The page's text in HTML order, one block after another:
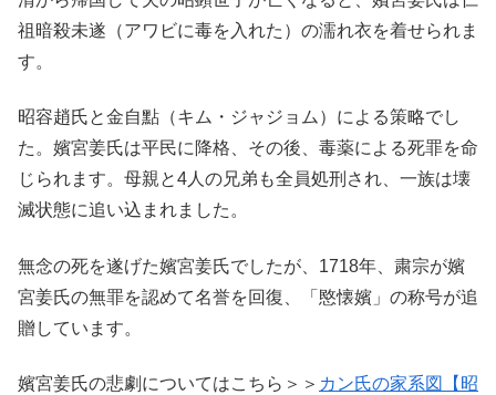
祖暗殺未遂（アワビに毒を入れた）の濡れ衣を着せられま
す。
昭容趙氏と金自點（キム・ジャジョム）による策略でし
た。嬪宮姜氏は平民に降格、その後、毒薬による死罪を命
じられます。母親と4人の兄弟も全員処刑され、一族は壊
滅状態に追い込まれました。
無念の死を遂げた嬪宮姜氏でしたが、1718年、粛宗が嬪
宮姜氏の無罪を認めて名誉を回復、「愍懐嬪」の称号が追
贈しています。
嬪宮姜氏の悲劇についてはこちら＞＞ カン氏の家系図【昭